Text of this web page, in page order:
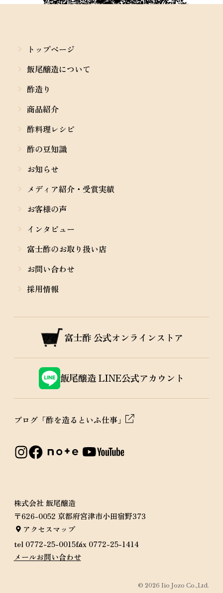
トップページ
飯尾醸造について
酢造り
商品紹介
酢料理レシピ
酢の豆知識
お知らせ
メディア紹介・受賞実績
お客様の声
インタビュー
富士酢のお取り扱い店
お問い合わせ
採用情報
富士酢公式オンラインストア
飯尾醸造LINE公式アカウント
ブログ「酢を造るといふ仕事」
株式会社 飯尾醸造
〒626-0052 京都府宮津市小田宿野373
アクセスマップ
tel 0772-25-0015fax 0772-25-1414
メールお問い合わせ
©2026 Iio Jozo Co.,Ltd.